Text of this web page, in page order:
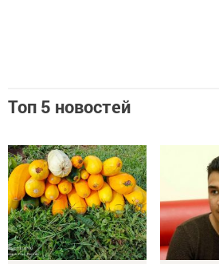
Топ 5 новостей